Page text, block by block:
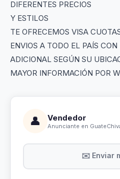
DIFERENTES PRECIOS
Y ESTILOS
TE OFRECEMOS VISA
ENVIOS A TODO EL PAÍS
ADICIONAL SEGÚN SU
MAYOR INFORMACIÓN POR
👤 Vendedor
Anunciante en
✉️ Enviar